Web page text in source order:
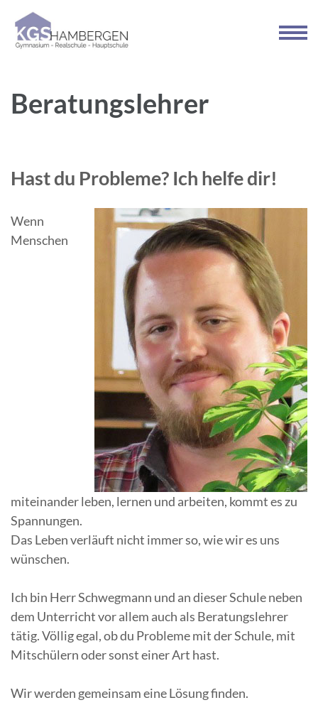
Inhalt
springen
Beratungslehrer
Hast du Probleme? Ich helfe dir!
Wenn
Menschen
miteinander leben, lernen und arbeiten, kommt es zu
Spannungen.
Das Leben verläuft nicht immer so, wie wir es uns
wünschen.
Ich bin Herr Schwegmann und an dieser Schule neben
dem Unterricht vor allem auch als Beratungslehrer
tätig. Völlig egal, ob du Probleme mit der Schule, mit
Mitschülern oder sonst einer Art hast.
Wir werden gemeinsam eine Lösung finden.